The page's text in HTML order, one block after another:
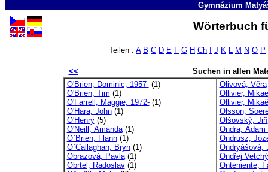
Gymnázium
Wörterbuch
Teilen : A B C D E F G H Ch J K L M N O P
<<
Suchen in allen
O'Brien, Dominic, 1957-(1)
O'Brien, Tim (1)
O'Farrell, Maggie, 1972-(1)
O'Hara, John(1)
O'Henry(5)
O'Neill, Amanda(1)
O`Brien, Flann(1)
O`Callaghan, Bryn(1)
Obrazová, Pavla(1)
Obrtel, Radoslav(1)
Olivová, Věra
Ollivier,
Ollivier,
Olsson,
Olšovský, Jiří
Ondra, Adam
Ondrusz,
Ondryášová,
Ondřej Vetchý
Onteniente,